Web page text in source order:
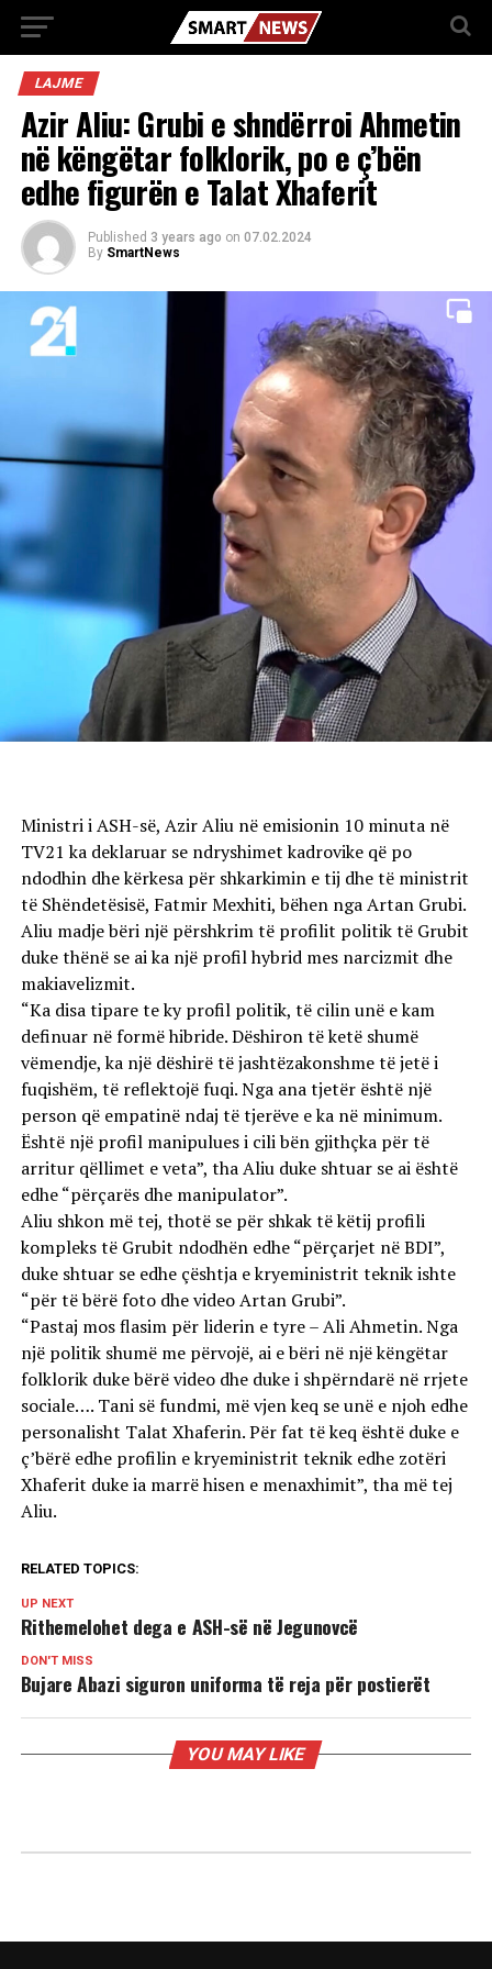
LAJME
Azir Aliu: Grubi e shndërroi Ahmetin
në këngëtar folklorik, po e ç’bën
edhe figurën e Talat Xhaferit
Published 3 years ago on 07.02.2024
By SmartNews
Ministri i ASH-së, Azir Aliu në emisionin 10 minuta në
TV21 ka deklaruar se ndryshimet kadrovike që po
ndodhin dhe kërkesa për shkarkimin e tij dhe të ministrit
të Shëndetësisë, Fatmir Mexhiti, bëhen nga Artan Grubi.
Aliu madje bëri një përshkrim të profilit politik të Grubit
duke thënë se ai ka një profil hybrid mes narcizmit dhe
makiavelizmit.
“Ka disa tipare te ky profil politik, të cilin unë e kam
definuar në formë hibride. Dëshiron të ketë shumë
vëmendje, ka një dëshirë të jashtëzakonshme të jetë i
fuqishëm, të reflektojë fuqi. Nga ana tjetër është një
person që empatinë ndaj të tjerëve e ka në minimum.
Është një profil manipulues i cili bën gjithçka për të
arritur qëllimet e veta”, tha Aliu duke shtuar se ai është
edhe “përçarës dhe manipulator”.
Aliu shkon më tej, thotë se për shkak të këtij profili
kompleks të Grubit ndodhën edhe “përçarjet në BDI”,
duke shtuar se edhe çështja e kryeministrit teknik ishte
“për të bërë foto dhe video Artan Grubi”.
“Pastaj mos flasim për liderin e tyre – Ali Ahmetin. Nga
një politik shumë me përvojë, ai e bëri në një këngëtar
folklorik duke bërë video dhe duke i shpërndarë në rrjete
sociale…. Tani së fundmi, më vjen keq se unë e njoh edhe
personalisht Talat Xhaferin. Për fat të keq është duke e
ç’bërë edhe profilin e kryeministrit teknik edhe zotëri
Xhaferit duke ia marrë hisen e menaxhimit”, tha më tej
Aliu.
RELATED TOPICS:
UP NEXT
Rithemelohet dega e ASH-së në Jegunovcë
DON'T MISS
Bujare Abazi siguron uniforma të reja për postierët
YOU MAY LIKE